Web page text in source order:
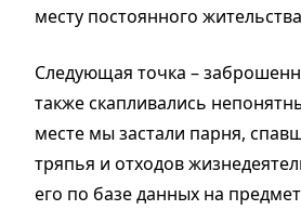
месту постоянного
Следующая точка –
также скапливались
месте мы застали парня,
тряпья и отходов
его по базе данных на